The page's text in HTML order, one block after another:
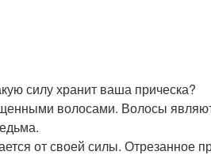
силу хранит ваша прическа?
волосами. Волосы
от своей силы. Отрезанное